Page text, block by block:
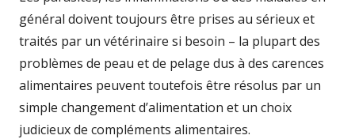
général doivent toujours être prises au sérieux et
traités par un vétérinaire si besoin – la plupart des
problèmes de peau et de pelage dus à des carences
alimentaires peuvent toutefois être résolus par un
simple changement d’alimentation et un choix
judicieux de compléments alimentaires.